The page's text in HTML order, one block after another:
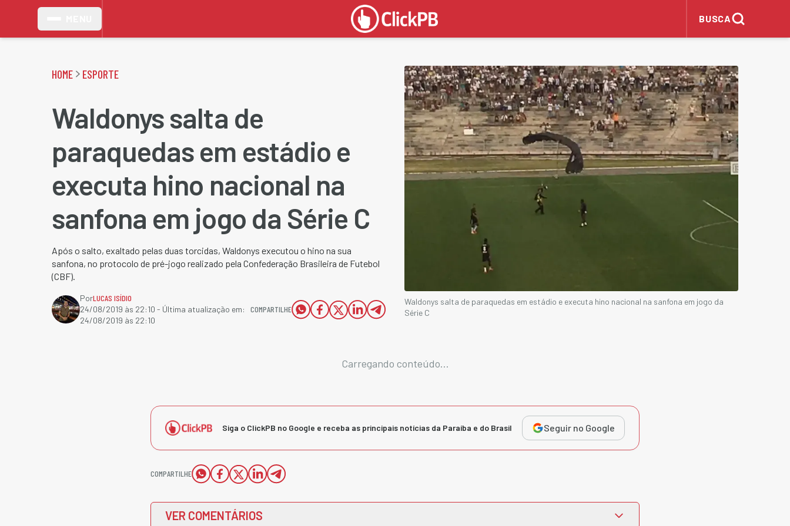
BUSCA
HOME ESPORTE
Waldonys salta de
paraquedas em estádio e
executa hino nacional na
sanfona em jogo da Série C
Após o salto, exaltado pelas duas torcidas, Waldonys executou o hino na sua
sanfona, no protocolo de pré-jogo realizado pela Confederação Brasileira de Futebol
(CBF).
PorLUCAS ISÍDIO
24/08/2019 às 22:10 - Última atualização em:
24/08/2019 às 22:10
COMPARTILHE
Waldonys salta de paraquedas em estádio e executa hino nacional na sanfona em jogo da
Série C
Carregando conteúdo...
Siga o ClickPB no Google e receba as principais notícias da Paraíba e do Brasil Seguir no Google
COMPARTILHE
VER COMENTÁRIOS